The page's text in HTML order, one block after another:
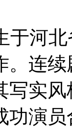
于河
。连
写实
功演